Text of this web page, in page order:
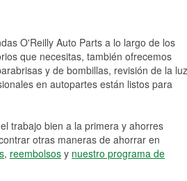
O'Reilly Auto Parts a lo largo de los
que necesitas, también ofrecemos
y de bombillas, revisión de la luz
en autopartes están listos para
trabajo bien a la primera y ahorres
otras maneras de ahorrar en
, reembolsos y nuestro programa de